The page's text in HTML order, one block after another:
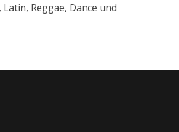
Latin, Reggae, Dance und